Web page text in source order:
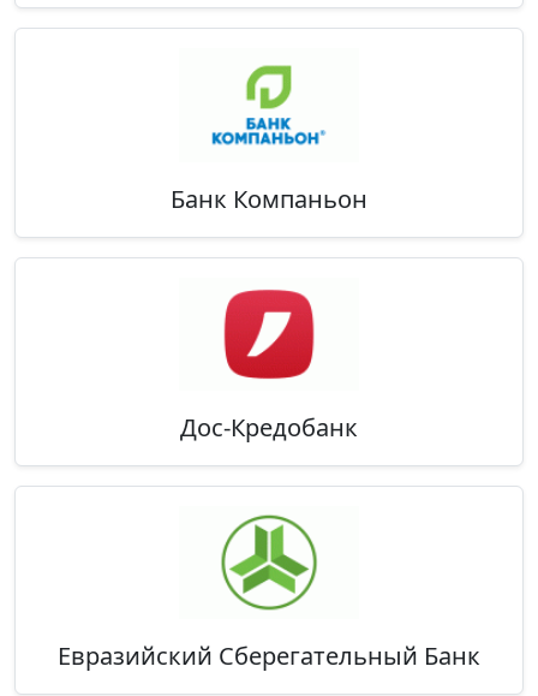
Банк Компаньон
Дос-Кредобанк
Евразийский Сберегательный Банк